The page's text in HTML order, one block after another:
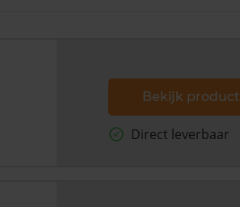
Bekijk product
Direct leverbaar